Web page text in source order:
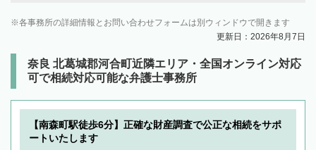
各事務所の詳細情報とお問い合わせフォームは別ウィンドウで開きます
更新日：2026年8月7日
奈良 北葛城郡河合町近隣エリア・全国オンライン対応
可で相続対応可能な弁護士事務所
【南森町駅徒歩6分】正確な財産調査で公正な相続をサポ
ートいたします